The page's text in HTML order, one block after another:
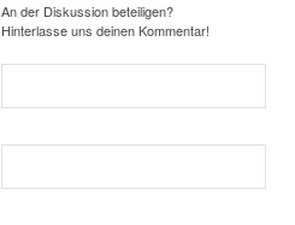
An der Diskussion beteiligen?
Hinterlasse uns deinen Kommentar!